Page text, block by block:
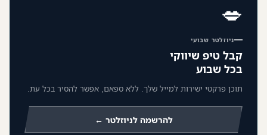
💋
ניוזלטר שבועי
קבל טיפ שיווקי
בכל שבוע
תוכן פרקטי ישירות למייל שלך. ללא ספאם, אפשר להסיר בכל עת.
להרשמה לניוזלטר ←